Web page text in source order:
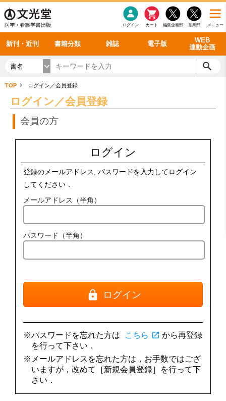
メニュー
営業部
編集企画部
カート
ログイン
新刊・近刊 書籍分類 雑誌 電子版
WEB
連動企画
感染症 老年医学
看護・介護
呼吸器
循環器
シリーズ一覧
雑誌投稿規定
理学療法
雑誌案内・年間購読 最新号 バックナンバー
電子書籍
電子雑誌
書籍「データに基づく臨床動作分析」WEB動画
書籍「眼手術学」WEB動画
書籍「神経症候学 II 改訂第二版」 WEB動画
新刊一覧
今後の発行予定
書名
TOP ログイン／会員登録
ログイン／会員登録
会員の方
ログイン
登録のメールアドレス, パスワードを入力してログイン
してください．
メールアドレス（半角）
パスワード（半角）
ログイン
※パスワードを忘れた方は こちら open_in_new から再登録
を行って下さい．
※メールアドレスを忘れた方は，お手数ではござ
いますが，改めて［新規会員登録］を行って下
さい．